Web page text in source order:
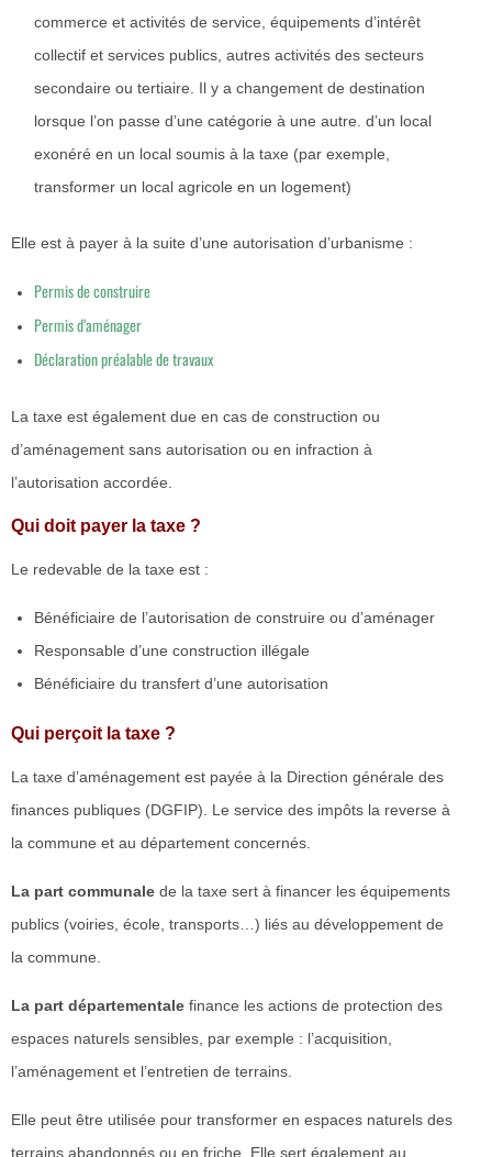
commerce et activités de service, équipements d’intérêt
collectif et services publics, autres activités des secteurs
secondaire ou tertiaire. Il y a changement de destination
lorsque l’on passe d’une catégorie à une autre. d’un local
exonéré en un local soumis à la taxe (par exemple,
transformer un local agricole en un logement)
Elle est à payer à la suite d’une autorisation d’urbanisme :
Permis de construire
Permis d’aménager
Déclaration préalable de travaux
La taxe est également due en cas de construction ou
d’aménagement sans autorisation ou en infraction à
l’autorisation accordée.
Qui doit payer la taxe ?
Le redevable de la taxe est :
Bénéficiaire de l’autorisation de construire ou d’aménager
Responsable d’une construction illégale
Bénéficiaire du transfert d’une autorisation
Qui perçoit la taxe ?
La taxe d’aménagement est payée à la Direction générale des
finances publiques (DGFIP). Le service des impôts la reverse à
la commune et au département concernés.
La part communale de la taxe sert à financer les équipements
publics (voiries, école, transports…) liés au développement de
la commune.
La part départementale finance les actions de protection des
espaces naturels sensibles, par exemple : l’acquisition,
l’aménagement et l’entretien de terrains.
Elle peut être utilisée pour transformer en espaces naturels des
terrains abandonnés ou en friche. Elle sert également au